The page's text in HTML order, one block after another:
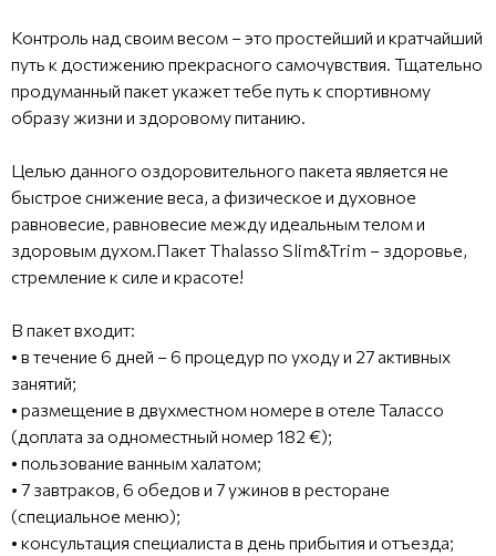
Контроль над своим весом – это простейший и кратчайший
путь к достижению прекрасного самочувствия. Тщательно
продуманный пакет укажет тебе путь к спортивному
образу жизни и здоровому питанию.
Целью данного оздоровительного пакета является не
быстрое снижение веса, а физическое и духовное
равновесие, равновесие между идеальным телом и
здоровым духом.Пакет Thalasso Slim&Trim – здоровье,
стремление к силе и красоте!
В пакет входит:
• в течение 6 дней – 6 процедур по уходу и 27 активных
занятий;
• размещение в двухместном номере в отеле Талассо
(доплата за одноместный номер 182 €);
• пользование ванным халатом;
• 7 завтраков, 6 обедов и 7 ужинов в ресторане
(специальное меню);
• консультация специалиста в день прибытия и отъезда;